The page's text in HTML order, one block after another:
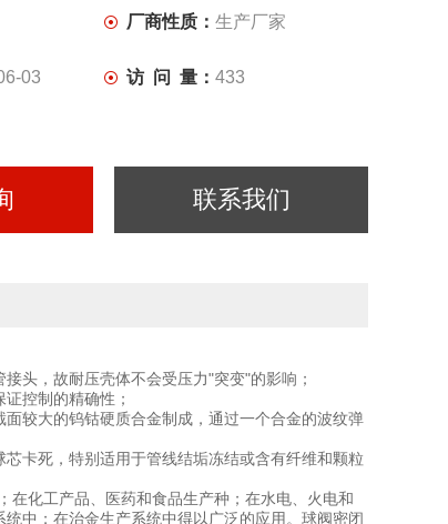
厂商性质： 生产厂家
03 访 问 量： 433
联系我们
头，故耐压壳体不会受压力"突变"的影响；
控制的精确性；
较大的钨钴硬质合金制成，通过一个合金的波纹弹
卡死，特别适用于管线结垢冻结或含有纤维和颗粒
在化工产品、医药和食品生产种；在水电、火电和
中；在治金生产系统中得以广泛的应用。球阀密闭